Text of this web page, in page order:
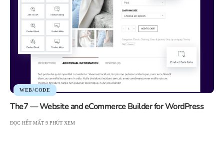
WEB/CODE
The7 — Website and eCommerce Builder for WordPress
ĐỌC HẾT MẤT 9 PHÚT XEM